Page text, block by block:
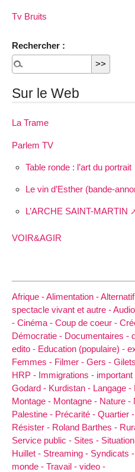
Tv Bruits
Rechercher :
Sur le Web
La Trame
Parlem TV
Table ronde : l’art du portrait
Le vin d’Esther (bande-
L’ARCHE SAINT-MARTIN
VOIR&AGIR
Afrique -Alimentation -
spectacle vivant et autre -
- Cinéma - Coup de coeur -
Démocratie - Documentaires -
edito - Education (populaire) -
Femmes - Filmer - Gers -
HRP - Immigrations - important
Godard - Kurdistan - Langage -
Montage - Montagne - Nature -
Palestine - Précarité - Quartier -
Résister - Roland Barthes -
Service public - Sites -
Huillet - Streaming - Syndicats -
monde - Travail - video -